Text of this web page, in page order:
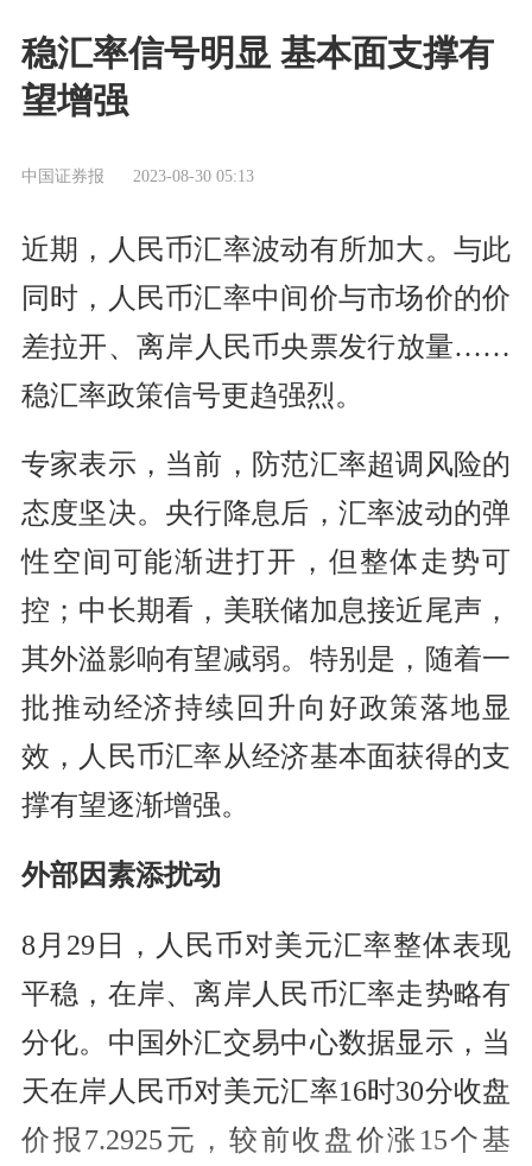
稳汇率信号明显 基本面支撑有
望增强
中国证券报 2023-08-30 05:13
近期，人民币汇率波动有所加大。与此
同时，人民币汇率中间价与市场价的价
差拉开、离岸人民币央票发行放量……
稳汇率政策信号更趋强烈。
专家表示，当前，防范汇率超调风险的
态度坚决。央行降息后，汇率波动的弹
性空间可能渐进打开，但整体走势可
控；中长期看，美联储加息接近尾声，
其外溢影响有望减弱。特别是，随着一
批推动经济持续回升向好政策落地显
效，人民币汇率从经济基本面获得的支
撑有望逐渐增强。
外部因素添扰动
8月29日，人民币对美元汇率整体表现
平稳，在岸、离岸人民币汇率走势略有
分化。中国外汇交易中心数据显示，当
天在岸人民币对美元汇率16时30分收盘
价报7.2925元，较前收盘价涨15个基